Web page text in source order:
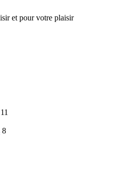
et pour votre plaisir
11
8